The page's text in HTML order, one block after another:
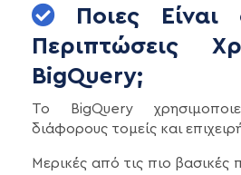
Ποιες Είναι
Περιπτώσεις
BigQuery;
Το BigQuery
διάφορους τομείς και
Μερικές από τις πιο βασικές